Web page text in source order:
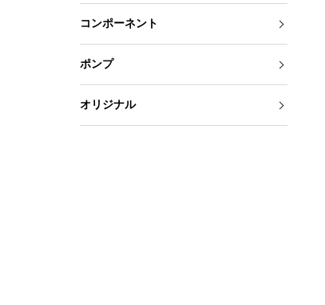
コンポーネント
ポンプ
オリジナル